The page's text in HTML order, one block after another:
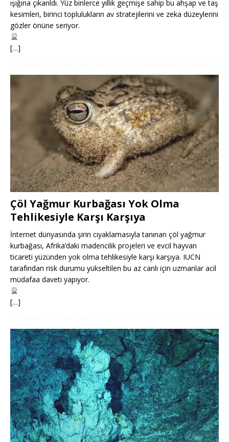
ışığına çıkarıldı. Yüz binlerce yıllık geçmişe sahip bu ahşap ve taş
kesimleri, birinci toplulukların av stratejilerini ve zeka düzeylerini
gözler önüne seriyor.
[…]
Çöl Yağmur Kurbağası Yok Olma
Tehlikesiyle Karşı Karşıya
İnternet dünyasında şirin cıyaklamasıyla tanınan çöl yağmur
kurbağası, Afrika’daki madencilik projeleri ve evcil hayvan
ticareti yüzünden yok olma tehlikesiyle karşı karşıya. IUCN
tarafından risk durumu yükseltilen bu az canlı için uzmanlar acil
müdafaa daveti yapıyor.
[…]